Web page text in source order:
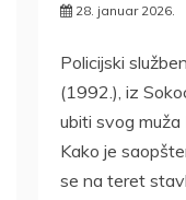
28. januar 2026.
Policijski
(1992.), iz
ubiti svog muža
Kako je
se na teret